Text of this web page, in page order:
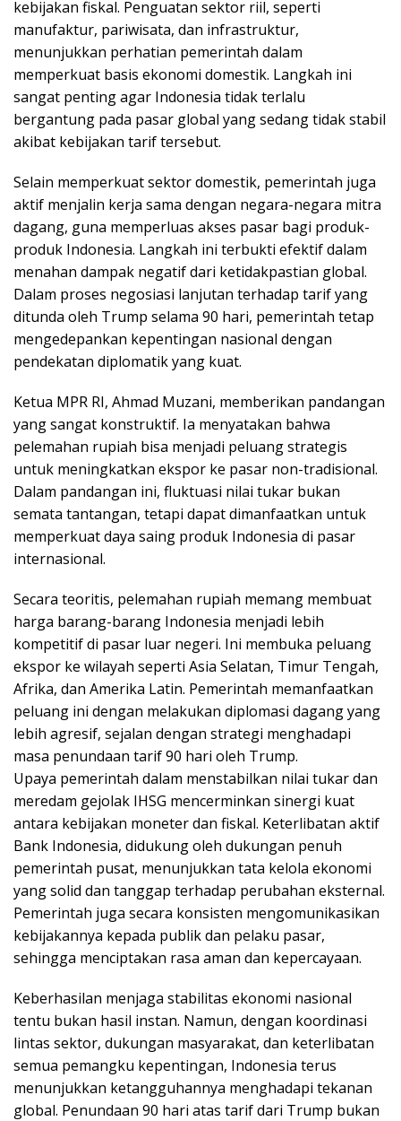
kebijakan fiskal. Penguatan sektor riil, seperti
manufaktur, pariwisata, dan infrastruktur,
menunjukkan perhatian pemerintah dalam
memperkuat basis ekonomi domestik. Langkah ini
sangat penting agar Indonesia tidak terlalu
bergantung pada pasar global yang sedang tidak stabil
akibat kebijakan tarif tersebut.
Selain memperkuat sektor domestik, pemerintah juga
aktif menjalin kerja sama dengan negara-negara mitra
dagang, guna memperluas akses pasar bagi produk-
produk Indonesia. Langkah ini terbukti efektif dalam
menahan dampak negatif dari ketidakpastian global.
Dalam proses negosiasi lanjutan terhadap tarif yang
ditunda oleh Trump selama 90 hari, pemerintah tetap
mengedepankan kepentingan nasional dengan
pendekatan diplomatik yang kuat.
Ketua MPR RI, Ahmad Muzani, memberikan pandangan
yang sangat konstruktif. Ia menyatakan bahwa
pelemahan rupiah bisa menjadi peluang strategis
untuk meningkatkan ekspor ke pasar non-tradisional.
Dalam pandangan ini, fluktuasi nilai tukar bukan
semata tantangan, tetapi dapat dimanfaatkan untuk
memperkuat daya saing produk Indonesia di pasar
internasional.
Secara teoritis, pelemahan rupiah memang membuat
harga barang-barang Indonesia menjadi lebih
kompetitif di pasar luar negeri. Ini membuka peluang
ekspor ke wilayah seperti Asia Selatan, Timur Tengah,
Afrika, dan Amerika Latin. Pemerintah memanfaatkan
peluang ini dengan melakukan diplomasi dagang yang
lebih agresif, sejalan dengan strategi menghadapi
masa penundaan tarif 90 hari oleh Trump.
Upaya pemerintah dalam menstabilkan nilai tukar dan
meredam gejolak IHSG mencerminkan sinergi kuat
antara kebijakan moneter dan fiskal. Keterlibatan aktif
Bank Indonesia, didukung oleh dukungan penuh
pemerintah pusat, menunjukkan tata kelola ekonomi
yang solid dan tanggap terhadap perubahan eksternal.
Pemerintah juga secara konsisten mengomunikasikan
kebijakannya kepada publik dan pelaku pasar,
sehingga menciptakan rasa aman dan kepercayaan.
Keberhasilan menjaga stabilitas ekonomi nasional
tentu bukan hasil instan. Namun, dengan koordinasi
lintas sektor, dukungan masyarakat, dan keterlibatan
semua pemangku kepentingan, Indonesia terus
menunjukkan ketangguhannya menghadapi tekanan
global. Penundaan 90 hari atas tarif dari Trump bukan